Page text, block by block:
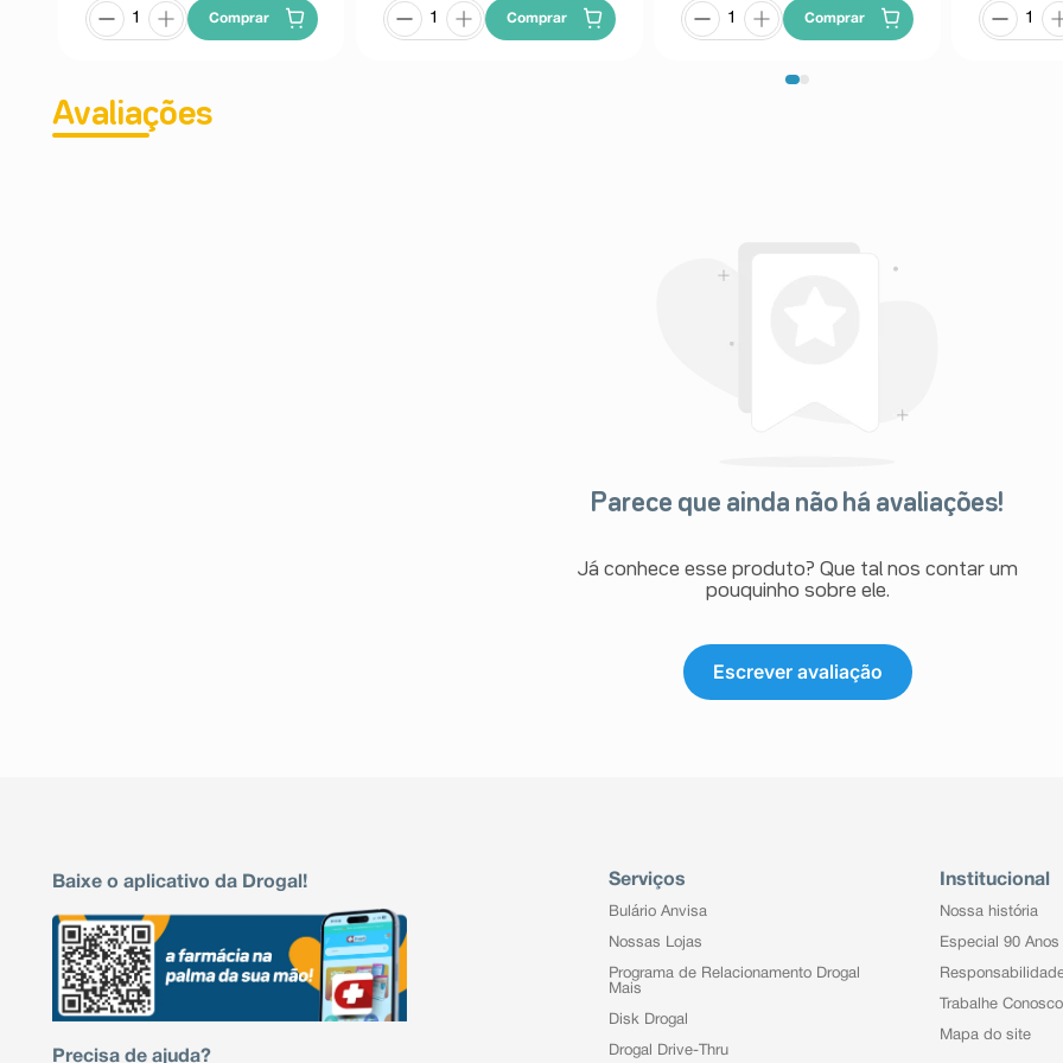
Comprar Comprar Comprar
Avaliações
Parece que ainda não há avaliações!
Já conhece esse produto? Que tal nos contar um
pouquinho sobre ele.
Escrever avaliação
Baixe o aplicativo da Drogal!
Precisa de ajuda?
Serviços
Bulário Anvisa
Nossas Lojas
Programa de Relacionamento Drogal
Mais
Disk Drogal
Drogal Drive-Thru
Institucional
Nossa história
Especial 90 Anos
Trabalhe Conosco
Mapa do site